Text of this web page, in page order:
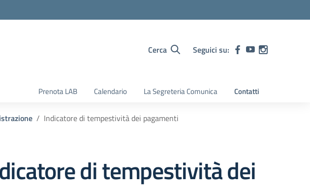
Cerca Seguici su:
Prenota LAB Calendario La Segreteria Comunica Contatti
Indicatore di tempestività dei pagamenti
di tempestività dei